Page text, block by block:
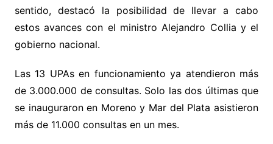
sentido, destacó la posibilidad de llevar a cabo
estos avances con el ministro Alejandro Collia y el
gobierno nacional.
Las 13 UPAs en funcionamiento ya atendieron más
de 3.000.000 de consultas. Solo las dos últimas que
se inauguraron en Moreno y Mar del Plata asistieron
más de 11.000 consultas en un mes.